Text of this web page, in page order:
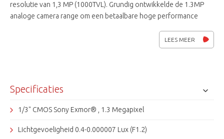
resolutie van 1,3 MP (1000TVL). Grundig ontwikkelde de 1.3MP
analoge camera range om een ​​betaalbare hoge performance
met de Grundig TVI DVR's. De camera's kunnen ook aangesloten
worden op een bestaand analoog systeem van Grundig of andere
LEES MEER
Specificaties
1/3" CMOS Sony Exmor® , 1.3 Megapixel
Lichtgevoeligheid 0.4-0.000007 Lux (F1.2)